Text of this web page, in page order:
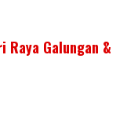
Raya Galungan &